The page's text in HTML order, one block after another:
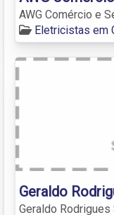
AWG Comércio e
Eletricistas em
Geraldo
Geraldo Rodrigues